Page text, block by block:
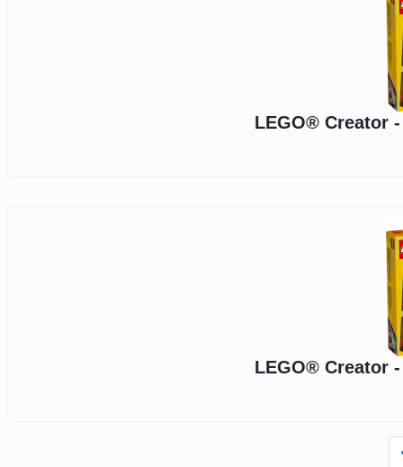
LEGO® Creator
LEGO® Creator